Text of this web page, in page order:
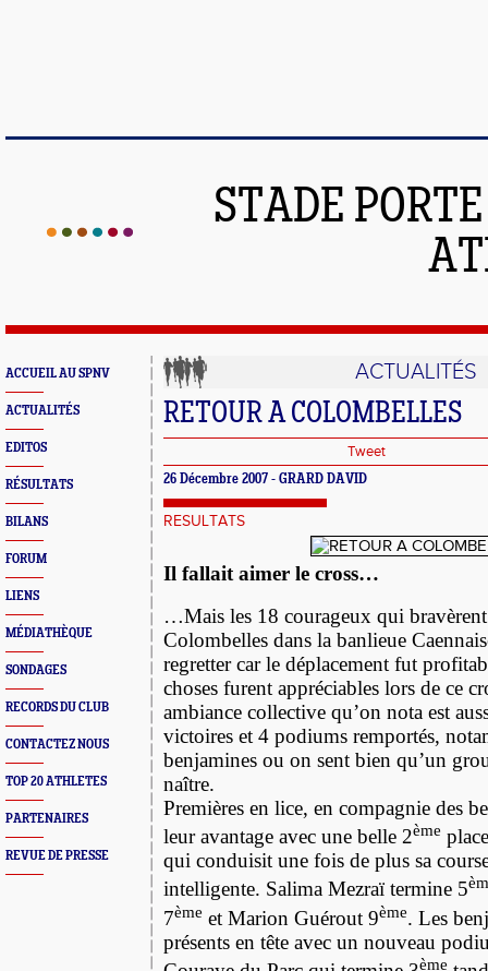
STADE
ACCUEIL AU SPNV
ACTUALITÉS
EDITOS
RÉSULTATS
BILANS
FORUM
LIENS
MÉDIATHÈQUE
SONDAGES
RECORDS DU CLUB
CONTACTEZ NOUS
TOP 20 ATHLETES
PARTENAIRES
REVUE DE PRESSE
ACTUALITÉS
RETOUR A COLOMBELLES
Tweet
26 Décembre 2007 - GRARD DAVID
RESULTATS
Il fallait aimer le cross…
…Mais les 18 courageux qui
Colombelles dans la banlieue
regretter car le déplacement fut
choses furent appréciables lors de ce
ambiance collective qu’on nota est
victoires et 4 podiums remportés,
benjamines ou on sent bien qu’un
naître.
Premières en lice, en compagnie des
leur avantage avec une belle 2ème
qui conduisit une fois de plus sa
intelligente. Salima Mezraï termine 5
7ème et Marion Guérout 9ème. Les
présents en tête avec un nouveau
ème